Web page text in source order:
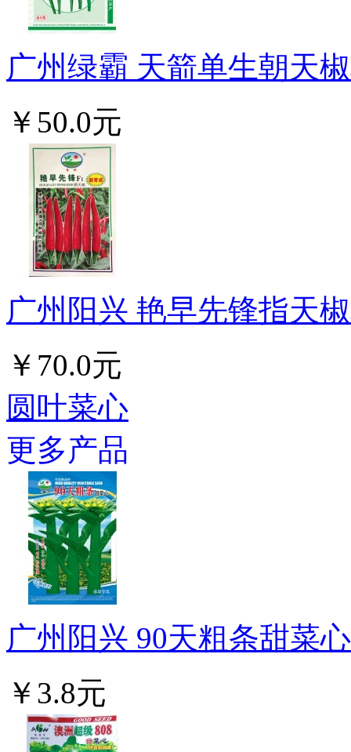
广州绿霸 天箭单生朝天
￥50.0元
广州阳兴 艳早先锋指天
￥70.0元
圆叶菜心
更多产品
广州阳兴 90天粗条甜菜
￥3.8元